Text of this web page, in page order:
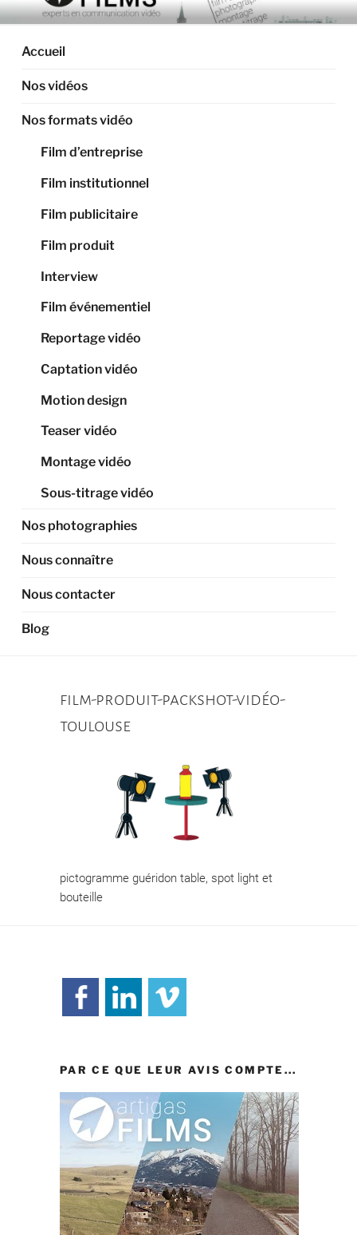
Aller
au
contenu
ARTIGAS FILMS –
PRODUCTION
TOULOUSE, VIDÉO
ENTREPRISE, FILM
CORPORATE
Production audiovisuelle, vidéos d'entreprise, films
Accueil
Nos vidéos
Nos formats vidéo
Film d’entreprise
Film institutionnel
Film publicitaire
Film produit
Interview
Film événementiel
Reportage vidéo
Captation vidéo
Motion design
Teaser vidéo
Montage vidéo
Sous-titrage vidéo
Nos photographies
Nous connaître
Nous contacter
Blog
film-produit-packshot-vidéo-
toulouse
pictogramme guéridon table, spot light et
bouteille
PAR CE QUE LEUR AVIS COMPTE...